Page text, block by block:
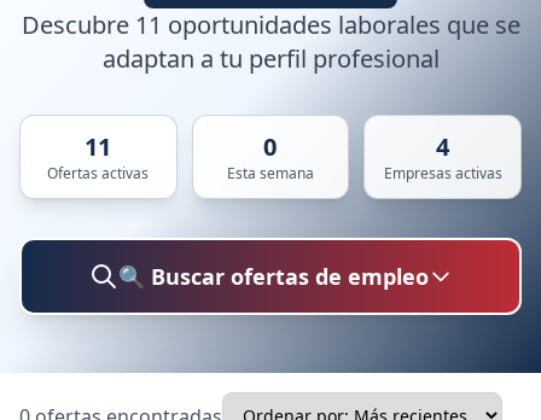
Descubre 11 oportunidades laborales que se
adaptan a tu perfil profesional
11
Ofertas activas
0
Esta semana
4
Empresas activas
🔍 Buscar ofertas de empleo